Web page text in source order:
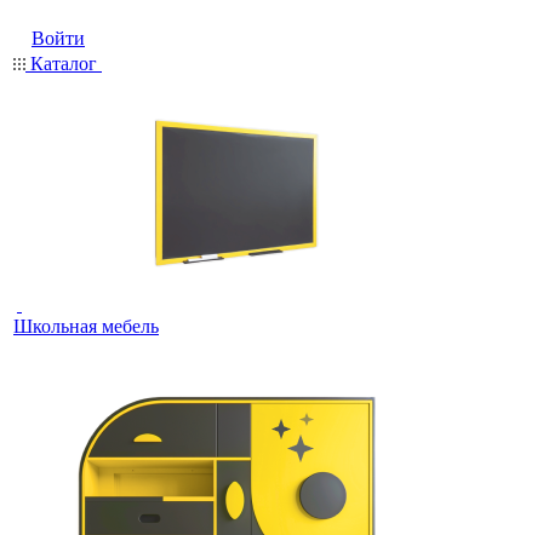
Войти
Каталог
Школьная мебель